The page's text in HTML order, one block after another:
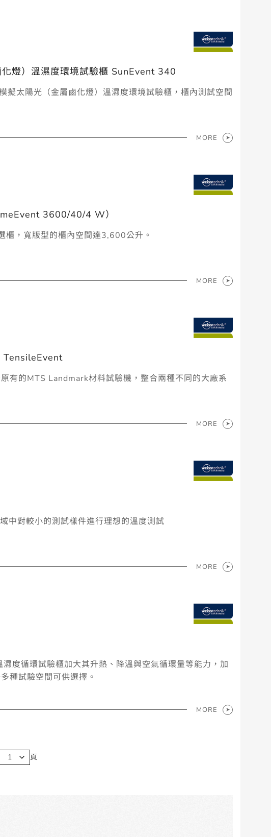
燈）溫濕度環境試驗櫃 SunEvent 340
太陽光（金屬鹵化燈）溫濕度環境試驗櫃，櫃內測試空間
MORE
3600/40/4 W）
，寬版型的櫃內空間達3,600公升。
MORE
TensileEvent
有的MTS Landmark材料試驗機，整合兩種不同的大廠系
MORE
中對較小的測試樣件進行理想的溫度測試
MORE
度循環試驗櫃加大其升熱、降溫與空氣循環量等能力，加
種試驗空間可供選擇。
MORE
頁